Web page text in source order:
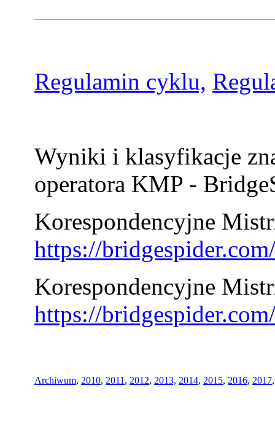
Regulamin cyklu,
Wyniki i klasyfikacje
operatora KMP -
Korespondencyjne
https://
Korespondencyjne
https://
Archiwum, 2010, 2011 , 2012, 2013, 2014, 2015, 2016, 2017